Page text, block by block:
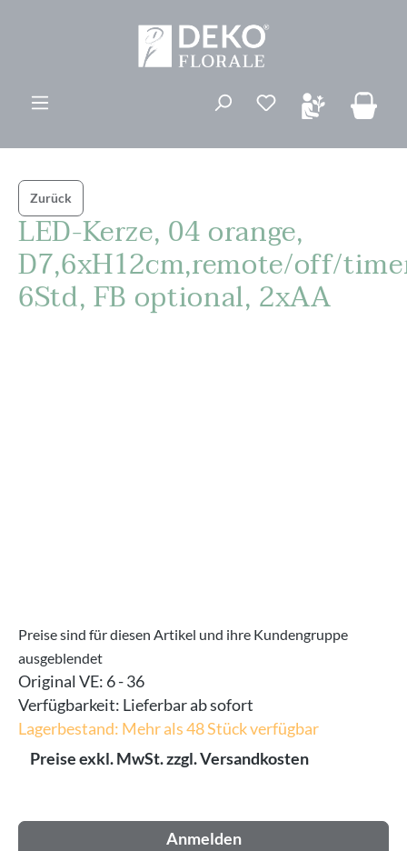
Zurück
LED-Kerze, 04 orange,
D7,6xH12cm,remote/off/
6Std, FB optional, 2xAA
Preise sind für diesen Artikel und ihre Kundengruppe
ausgeblendet
Original VE: 6 - 36
Verfügbarkeit: Lieferbar ab sofort
Lagerbestand: Mehr als 48 Stück verfügbar
Preise exkl. MwSt. zzgl. Versandkosten
Anmelden